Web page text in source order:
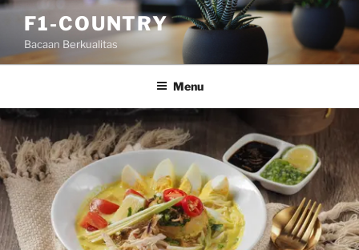
Skip
content
F1-COUNTRY
Bacaan Berkualitas
Menu